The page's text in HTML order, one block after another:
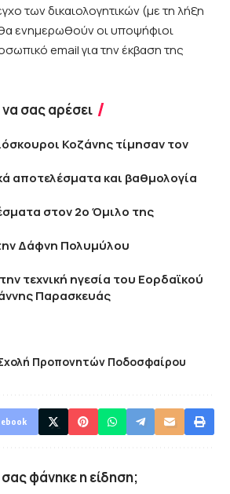
των δικαιολογητικών (με τη λήξη
ενημερωθούν οι υποψήφιοι
email για την έκβαση της
σας αρέσει
Κοζάνης τίμησαν τον
αποτελέσματα και βαθμολογία
στον 2ο Όμιλο της
Δάφνη Πολυμύλου
τεχνική ηγεσία του Εορδαϊκού
Παρασκευάς
Προπονητών Ποδοσφαίρου
φάνηκε η είδηση;